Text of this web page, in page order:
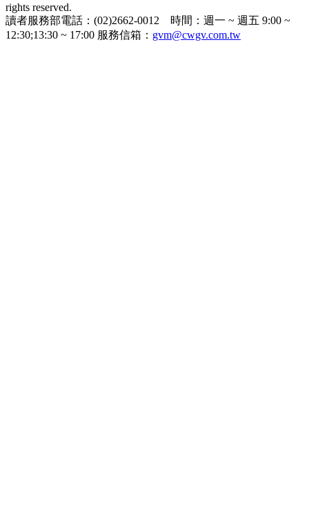
rights reserved.
讀者服務部電話：(02)2662-0012 時間：週一 ~ 週五 9:00 ~
12:30;13:30 ~ 17:00 服務信箱： gvm@cwgv.com.tw